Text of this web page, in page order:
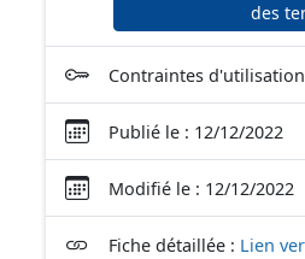
des
Contraintes
Publié le : 12/12/2022
Modifié le : 12/12/2022
Fiche détaillée : Lien